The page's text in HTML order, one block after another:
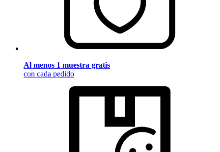
Al menos 1 muestra gratis
con cada pedido